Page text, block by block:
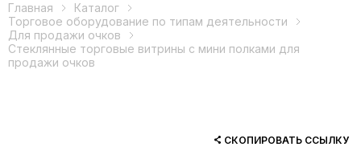
Главная
Каталог
Торговое оборудование по типам деятельности
Для продажи очков
Стеклянные торговые витрины с мини полками для
продажи очков
СКОПИРОВАТЬ ССЫЛКУ